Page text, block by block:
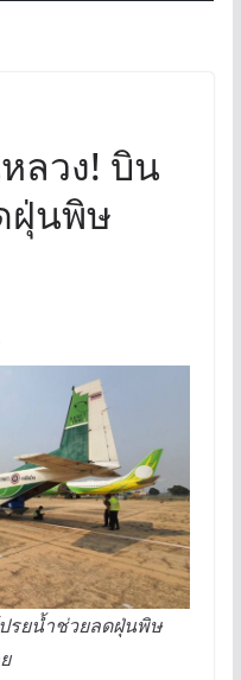
ลวง! บิน
ฝุ่นพิษ
รยน้ำช่วยลดฝุ่นพิษ